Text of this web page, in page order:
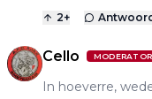
2+
Cello MODERATOR
In hoeverre,